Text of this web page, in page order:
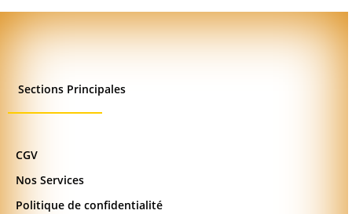
Sections Principales
CGV
Nos Services
Politique de confidentialité